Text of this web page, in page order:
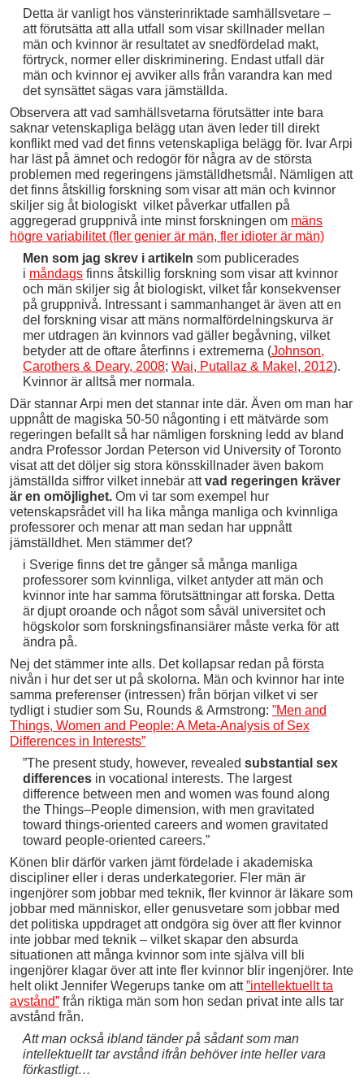
Detta är vanligt hos vänsterinriktade samhällsvetare –
att förutsätta att alla utfall som visar skillnader mellan
män och kvinnor är resultatet av snedfördelad makt,
förtryck, normer eller diskriminering. Endast utfall där
män och kvinnor ej avviker alls från varandra kan med
det synsättet sägas vara jämställda.
Observera att vad samhällsvetarna förutsätter inte bara
saknar vetenskapliga belägg utan även leder till direkt
konflikt med vad det finns vetenskapliga belägg för. Ivar Arpi
har läst på ämnet och redogör för några av de största
problemen med regeringens jämställdhetsmål. Nämligen att
det finns åtskillig forskning som visar att män och kvinnor
skiljer sig åt biologiskt vilket påverkar utfallen på
aggregerad gruppnivå inte minst forskningen om mäns
högre variabilitet (fler genier är män, fler idioter är män)
Men som jag skrev i artikeln som publicerades
i måndagsfinns åtskillig forskning som visar att kvinnor
och män skiljer sig åt biologiskt, vilket får konsekvenser
på gruppnivå. Intressant i sammanhanget är även att en
del forskning visar att mäns normalfördelningskurva är
mer utdragen än kvinnors vad gäller begåvning, vilket
betyder att de oftare återfinns i extremerna (Johnson,
Carothers & Deary, 2008; Wai, Putallaz & Makel, 2012).
Kvinnor är alltså mer normala.
Där stannar Arpi men det stannar inte där. Även om man har
uppnått de magiska 50-50 någonting i ett mätvärde som
regeringen befallt så har nämligen forskning ledd av bland
andra Professor Jordan Peterson vid University of Toronto
visat att det döljer sig stora könsskillnader även bakom
jämställda siffror vilket innebär attvad regeringen kräver
är en omöjlighet. Om vi tar som exempel hur
vetenskapsrådet vill ha lika många manliga och kvinnliga
professorer och menar att man sedan har uppnått
jämställdhet. Men stämmer det?
i Sverige finns det tre gånger så många manliga
professorer som kvinnliga, vilket antyder att män och
kvinnor inte har samma förutsättningar att forska. Detta
är djupt oroande och något som såväl universitet och
högskolor som forskningsfinansiärer måste verka för att
ändra på.
Nej det stämmer inte alls. Det kollapsar redan på första
nivån i hur det ser ut på skolorna. Män och kvinnor har inte
samma preferenser (intressen) från början vilket vi ser
tydligt i studier som Su, Rounds & Armstrong: ”Men and
Things, Women and People: A Meta-Analysis of Sex
Differences in Interests”
”The present study, however, revealed substantial sex
differencesin vocational interests. The largest
difference between men and women was found along
the Things–People dimension, with men gravitated
toward things-oriented careers and women gravitated
toward people-oriented careers.”
Könen blir därför varken jämt fördelade i akademiska
discipliner eller i deras underkategorier. Fler män är
ingenjörer som jobbar med teknik, fler kvinnor är läkare som
jobbar med människor, eller genusvetare som jobbar med
det politiska uppdraget att ondgöra sig över att fler kvinnor
inte jobbar med teknik – vilket skapar den absurda
situationen att många kvinnor som inte själva vill bli
ingenjörer klagar över att inte fler kvinnor blir ingenjörer. Inte
helt olikt Jennifer Wegerups tanke om att”intellektuellt ta
avstånd” från riktiga män som hon sedan privat inte alls tar
avstånd från.
Att man också ibland tänder på sådant som man
intellektuellt tar avstånd ifrån behöver inte heller vara
förkastligt…